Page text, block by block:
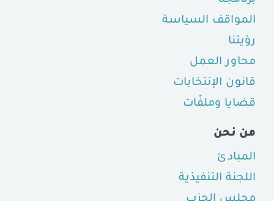
المواقف السياسة
رؤيتنا
محاور العمل
قانون الإنتخابات
قضايا وملفّات
من نحن
المبادئ
اللجنة التنفيذية